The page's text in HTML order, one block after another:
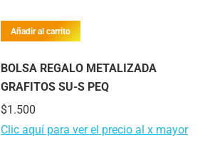
Añadir al carrito
BOLSA REGALO METALIZADA
GRAFITOS SU-S PEQ
$1.500
Clic aquí para ver el precio al x mayor